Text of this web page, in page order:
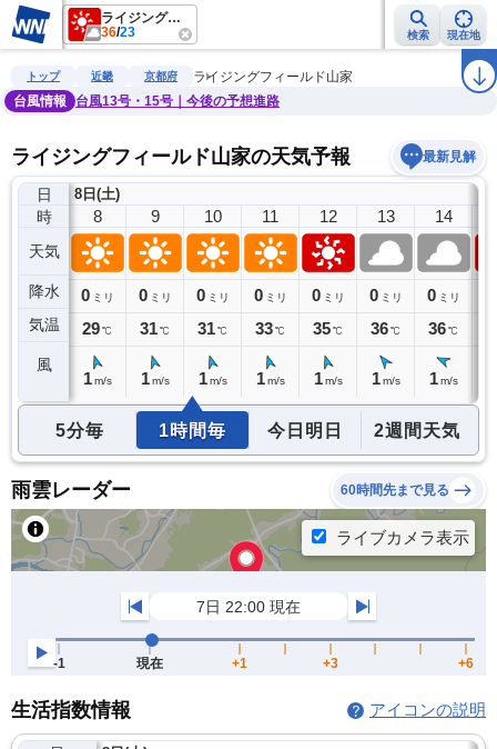
ライジングフィールド山家
36/23 検索 現在地
雨雲レーダー 台風情報 地震情報 警報・注意報 ラ
トップ 近畿 京都府
ライジングフィールド山家
台風情報
台風13号・15号｜今後の予想進路
ライジングフィールド山家の天気予報 最新見解
日
時
天気
降水
気温
風
8日(土)
7
0ミリ
26℃
8
0 ミリ
29℃
1 m/s
9
0 ミリ
31℃
1 m/s
10
0 ミリ
31℃
1 m/s
11
0 ミリ
33℃
1 m/s
12
0 ミリ
35℃
1 m/s
13
0 ミリ
36℃
1 m/s
14
0 ミリ
36℃
1 m/s
5分毎 1時間毎 今日明日 2週間天気
雨雲レーダー 60時間先まで見る
生活指数情報 アイコンの説明